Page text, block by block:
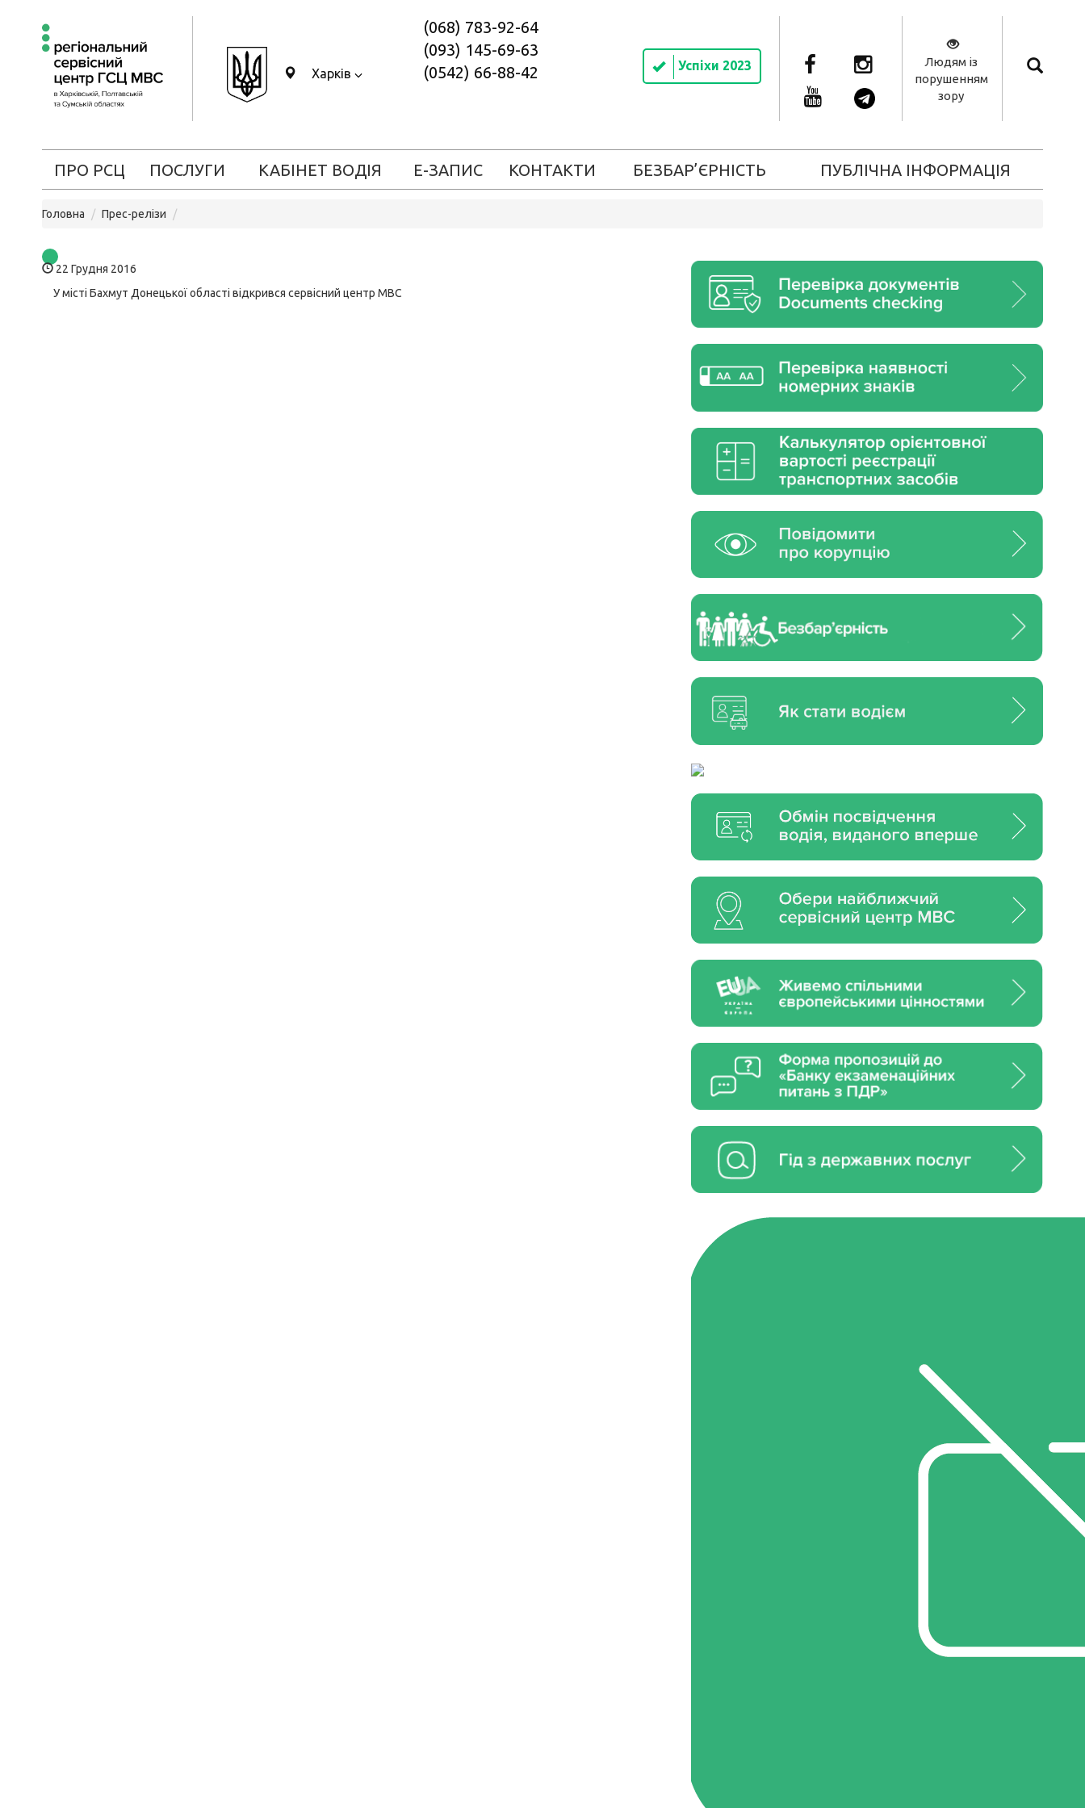
Харків
(068) 783-92-64
(093) 145-69-63
(0542) 66-88-42
Успіхи 2023
Людям із
порушенням
зору
ПРО РСЦ ПОСЛУГИ КАБІНЕТ ВОДІЯ Е-ЗАПИС КОНТАКТИ БЕЗБАР’ЄРНІСТЬ ПУБЛІЧНА ІНФОРМАЦІЯ
Головна Прес-релізи
22 Грудня 2016
У місті Бахмут Донецької області відкрився сервісний центр МВС